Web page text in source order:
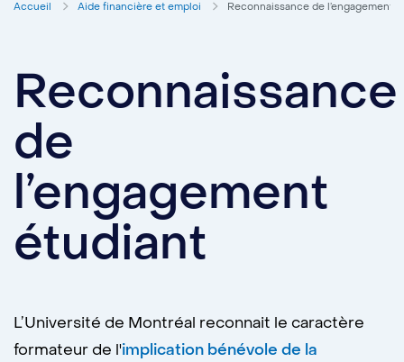
Accueil Aide financière et emploi Reconnaissance de l’engagement
Reconnaissance
de
l’engagement
étudiant
L’Université de Montréal reconnait le caractère
formateur de l'implication bénévole de la